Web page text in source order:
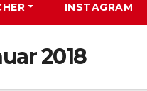
INSTAGRAM
2018